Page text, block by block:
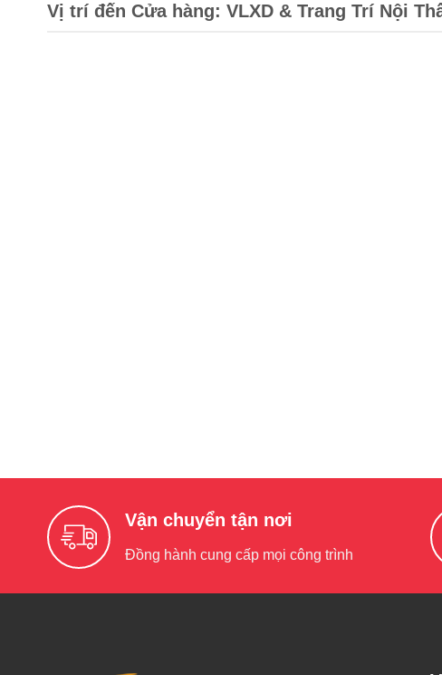
Vị trí đến Cửa hàng: VLXD & Trang Trí Nội
Vận chuyển tận nơi
Đồng hành cung cấp mọi công trình